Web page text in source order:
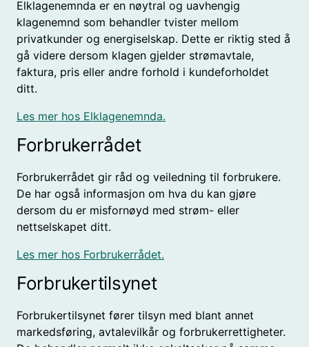
Elklagenemnda er en nøytral og uavhengig
klagenemnd som behandler tvister mellom
privatkunder og energiselskap. Dette er riktig sted å
gå videre dersom klagen gjelder strømavtale,
faktura, pris eller andre forhold i kundeforholdet
ditt.
Les mer hos Elklagenemnda.
Forbrukerrådet
Forbrukerrådet gir råd og veiledning til forbrukere.
De har også informasjon om hva du kan gjøre
dersom du er misfornøyd med strøm- eller
nettselskapet ditt.
Les mer hos Forbrukerrådet.
Forbrukertilsynet
Forbrukertilsynet fører tilsyn med blant annet
markedsføring, avtalevilkår og forbrukerrettigheter.